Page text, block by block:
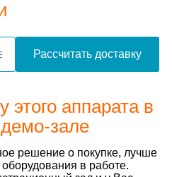
Рассчитать доставку
этого аппарата в
зале
решение о покупке, лучше
в работе.